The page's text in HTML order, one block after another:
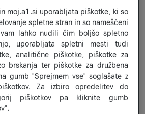
Informacijski list izdelka
a1secom.listing.compare-on
ob nakupu
Znamka:
SAMSUNG
Samsung Galaxy S26
256GB
moj.a1.si uporabljata piškotke, ki so
spletne stran in so nameščeni
lahko nudili čim boljšo spletno
uporabljata spletni mesti tudi
analitične piškotke, piškotke za
brskanja ter piškotke za družbena
gumb "Sprejmem vse" soglašate z
Za izbiro opredelitev do
piškotkov pa kliknite gumb